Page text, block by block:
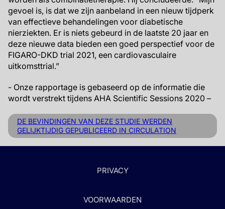
gevoel is, is dat we zijn aanbeland in een nieuw tijdperk
van effectieve behandelingen voor diabetische
nierziekten. Er is niets gebeurd in de laatste 20 jaar en
deze nieuwe data bieden een goed perspectief voor de
FIGARO-DKD trial 2021, een cardiovasculaire
uitkomsttrial.”
- Onze rapportage is gebaseerd op de informatie die
wordt verstrekt tijdens AHA Scientific Sessions 2020 –
DE BEVINDINGEN VAN DEZE STUDIE WERDEN
GELIJKTIJDIG GEPUBLICEERD IN CIRCULATION
PRIVACY
VOORWAARDEN